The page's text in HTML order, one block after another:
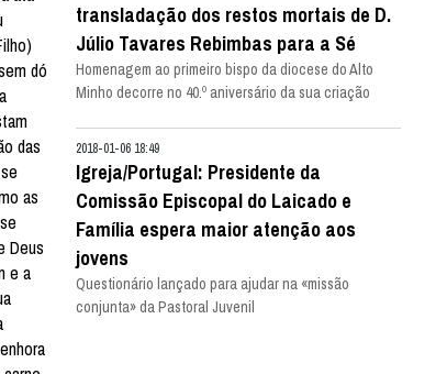
dó
das
as
Deus
e a
transladação dos restos mortais de D.
Júlio Tavares Rebimbas para a Sé
Homenagem ao primeiro bispo da diocese do Alto
Minho decorre no 40.º aniversário da sua criação
2018-01-06 18:49
Igreja/Portugal: Presidente da
Comissão Episcopal do Laicado e
Família espera maior atenção aos
jovens
Questionário lançado para ajudar na «missão
conjunta» da Pastoral Juvenil